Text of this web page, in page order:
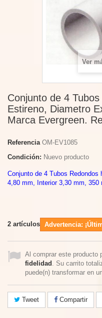
Ver
Conjunto de 4
Estireno, Diametro
Marca Evergreen.
Referencia OM-EV1085
Condición: Nuevo producto
Conjunto de 4 Tubos
4,80 mm, Interior 3,30 mm,
2 artículos Advertencia:
Al comprar este producto
fidelidad . Su carrito
puede(n) transformar en
Tweet Compartir